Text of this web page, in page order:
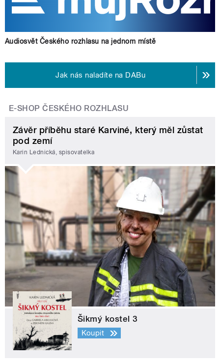
Audiosvět Českého rozhlasu na jednom místě
Jak nás naladíte na DABu
E-SHOP ČESKÉHO ROZHLASU
Závěr příběhu staré Karviné, který měl zůstat
pod zemí
Karin Lednická, spisovatelka
Šikmý kostel 3
Koupit